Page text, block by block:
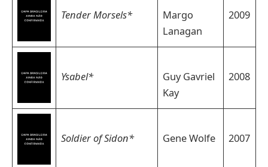
Tender Morsels*
Margo
Lanagan
2009
Ysabel*
Guy Gavriel
Kay
2008
Soldier of Sidon* Gene Wolfe 2007